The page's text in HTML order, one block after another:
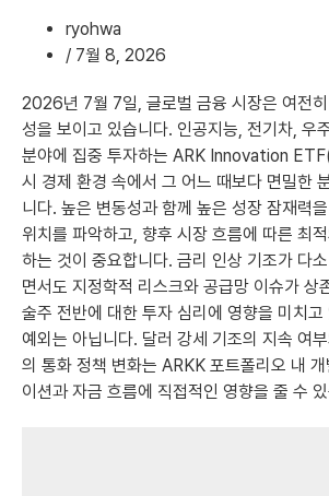
ryohwa
/ 7월 8, 2026
2026년 7월 7일, 글로벌 금융 시장은 여전
성을 보이고 있습니다. 인공지능, 전기차, 우
분야에 집중 투자하는 ARK Innovation
시 경제 환경 속에서 그 어느 때보다 면밀한
니다. 높은 변동성과 함께 높은 성장 잠재력
위치를 파악하고, 향후 시장 흐름에 따른 최
하는 것이 중요합니다. 금리 인상 기조가 다
면서도 지정학적 리스크와 공급망 이슈가 상
술주 전반에 대한 투자 심리에 영향을 미치고
예외는 아닙니다. 달러 강세 기조의 지속 여
의 통화 정책 변화는 ARKK 포트폴리오 내 개
이션과 자금 흐름에 직접적인 영향을 줄 수